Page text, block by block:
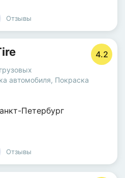
Отзывы
4.2
автомобиля, Покраска
Петербург
Отзывы